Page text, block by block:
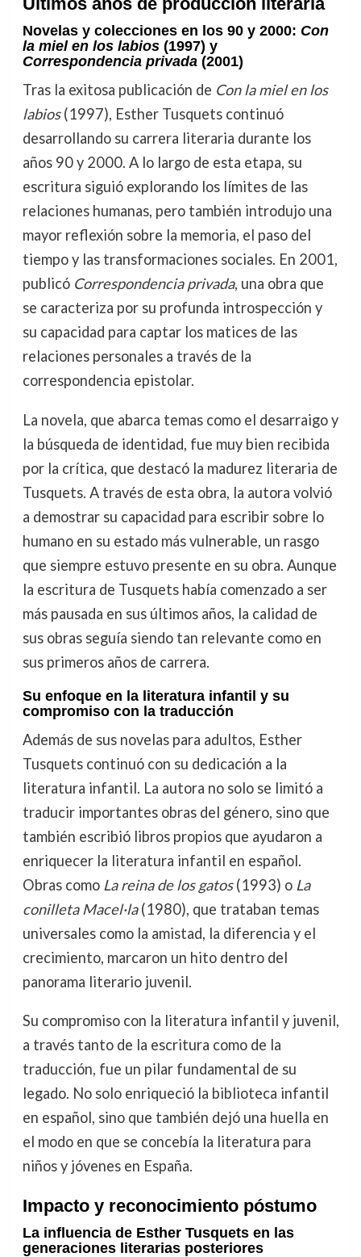
Novelas y colecciones en los 90 y 2000: Con
la miel en los labios(1997) y
Correspondencia privada(2001)
Tras la exitosa publicación de Con la miel en los
labios(1997), Esther Tusquets continuó
desarrollando su carrera literaria durante los
años 90 y 2000. A lo largo de esta etapa, su
escritura siguió explorando los límites de las
relaciones humanas, pero también introdujo una
mayor reflexión sobre la memoria, el paso del
tiempo y las transformaciones sociales. En 2001,
publicó Correspondencia privada, una obra que
se caracteriza por su profunda introspección y
su capacidad para captar los matices de las
relaciones personales a través de la
correspondencia epistolar.
La novela, que abarca temas como el desarraigo y
la búsqueda de identidad, fue muy bien recibida
por la crítica, que destacó la madurez literaria de
Tusquets. A través de esta obra, la autora volvió
a demostrar su capacidad para escribir sobre lo
humano en su estado más vulnerable, un rasgo
que siempre estuvo presente en su obra. Aunque
la escritura de Tusquets había comenzado a ser
más pausada en sus últimos años, la calidad de
sus obras seguía siendo tan relevante como en
sus primeros años de carrera.
Su enfoque en la literatura infantil y su
compromiso con la traducción
Además de sus novelas para adultos, Esther
Tusquets continuó con su dedicación a la
literatura infantil. La autora no solo se limitó a
traducir importantes obras del género, sino que
también escribió libros propios que ayudaron a
enriquecer la literatura infantil en español.
Obras como La reina de los gatos(1993) o La
conilleta Macel·la(1980), que trataban temas
universales como la amistad, la diferencia y el
crecimiento, marcaron un hito dentro del
panorama literario juvenil.
Su compromiso con la literatura infantil y juvenil,
a través tanto de la escritura como de la
traducción, fue un pilar fundamental de su
legado. No solo enriqueció la biblioteca infantil
en español, sino que también dejó una huella en
el modo en que se concebía la literatura para
niños y jóvenes en España.
Impacto y reconocimiento póstumo
La influencia de Esther Tusquets en las
generaciones literarias posteriores